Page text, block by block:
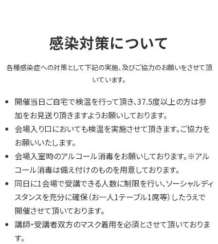
感染対策について
各種感染症への対策として下記の実施、及びご協力のお願いをさせて頂
いています。
開催当日ご自宅で検温を行って頂き、37.5度以上の方は参
加をお見送り頂きますようお願いしております。
会場入り口においても検温を実施させて頂きます。ご協力を
お願いいたします。
会場入室時のアルコール消毒をお願いしております。※アル
コール消毒は備え付けのものを用意しております。
同日に1会場で受講できる人数に制限を行い、ソーシャルディ
スタンスを充分に確保（お一人1テーブル1席等）したうえで
開催させて頂いております。
講師・受講者双方のマスク着用を必須とさせて頂いておりま
す。